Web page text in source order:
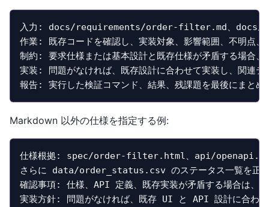
入力: docs/requirements/order-filter.md、
作業: 既存コードを確認し、実装対象、影響範囲、不明点、
制約: 要求仕様または基本設計と既存仕様が矛盾する場合、
実装: 問題がなければ、既存設計に合わせて実装し、関連テ
報告: 実行した検証コマンド、結果、残課題を最後にまとめ
Markdown 以外の仕様を指定する例:
仕様根拠: spec/order-filter.html、api/
さらに data/order_status.csv のステータス一覧を正と
確認事項: 仕様、API 定義、既存実装が矛盾する場合は、
実装方針: 問題がなければ、既存 UI と API 設計に合わせ